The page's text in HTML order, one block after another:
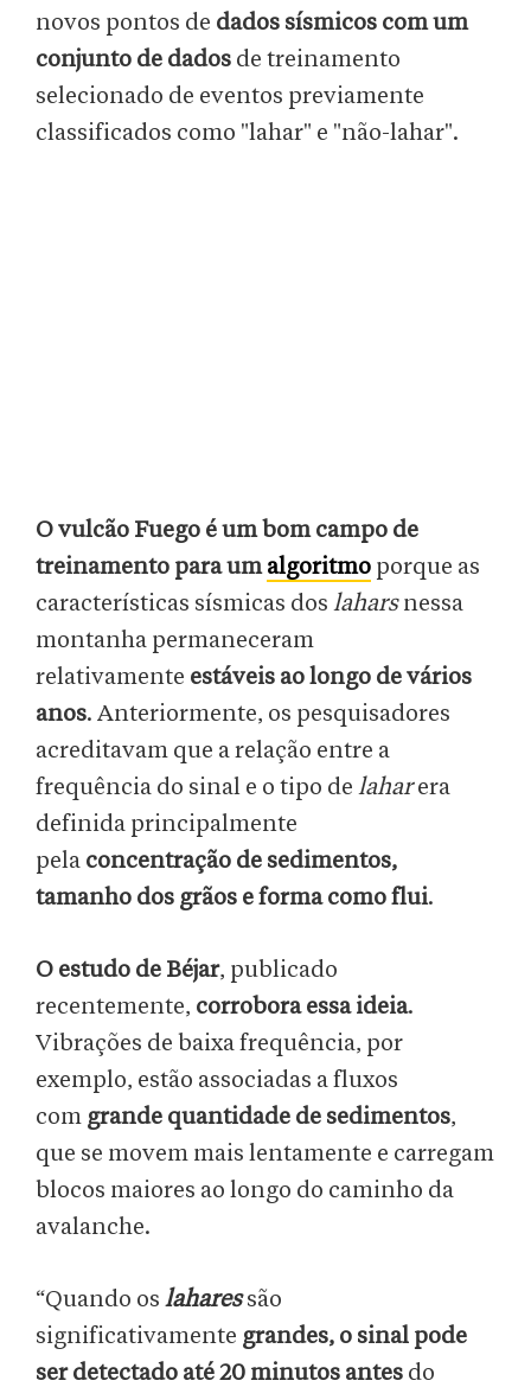
novos pontos de dados sísmicos com um
conjunto de dados de treinamento
selecionado de eventos previamente
classificados como "lahar" e "não-lahar".
O vulcão Fuego é um bom campo de
treinamento para umalgoritmo porque as
características sísmicas dos laharsnessa
montanha permaneceram
relativamente estáveis ​​ao longo de vários
anos. Anteriormente, os pesquisadores
acreditavam que a relação entre a
frequência do sinal e o tipo de laharera
definida principalmente
pela concentração de sedimentos,
tamanho dos grãos e forma como flui.
O estudo de Béjar, publicado
recentemente, corrobora essa ideia.
Vibrações de baixa frequência, por
exemplo, estão associadas a fluxos
com grande quantidade de sedimentos,
que se movem mais lentamente e carregam
blocos maiores ao longo do caminho da
avalanche.
“Quando os laharessão
significativamente grandes, o sinal pode
ser detectado até 20 minutos antes do